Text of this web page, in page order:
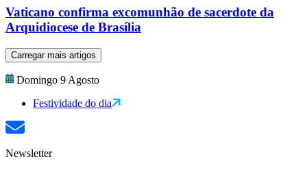
Vaticano confirma excomunhão de sacerdote da
Arquidiocese de Brasília
Carregar mais artigos
Domingo 9 Agosto
Festividade do dia
Newsletter